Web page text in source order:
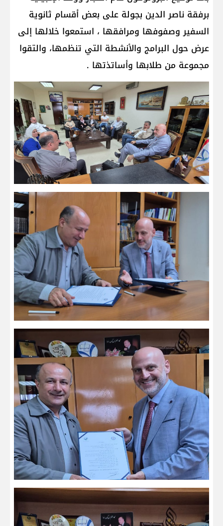
برفقة ناصر الدين بجولة على بعض أقسام ثانوية
السفير وصفوفها ومرافقها ، استمعوا خلالها إلى
عرض حول البرامج والأنشطة التي تنظمها، والتقوا
مجموعة من طلابها وأساتذتها .